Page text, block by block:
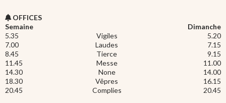
OFFICES
Semaine
Dimanche
5.35
Vigiles
5.20
7.00
Laudes
7.15
8.45
Tierce
9.15
11.45
Messe
11.00
14.30
None
14.00
18.30
Vêpres
16.15
20.45
Complies 20.45